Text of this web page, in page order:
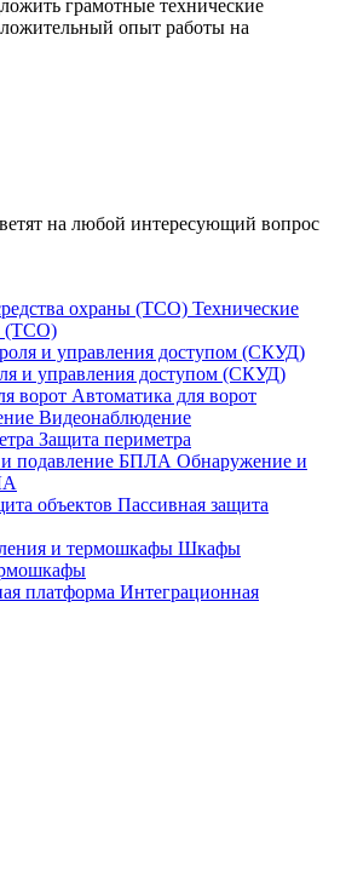
грамотные технические
опыт работы на
на любой интересующий вопрос
Технические
(ТСО)
и управления доступом (СКУД)
Автоматика для ворот
Видеонаблюдение
Защита периметра
Обнаружение и
Пассивная защита
Шкафы
Интеграционная